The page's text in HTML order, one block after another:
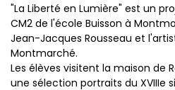
"La Liberté en Lumière" est un
CM2 de l'école Buisson à
Jean-Jacques Rousseau et
Montmarché.
Les élèves visitent la maison de
une sélection portraits du XVIIIe